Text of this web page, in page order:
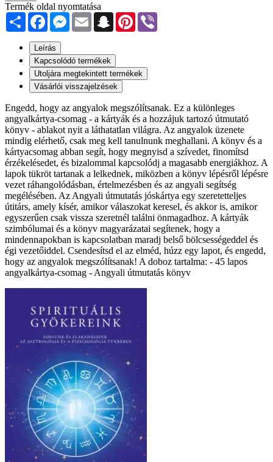
Termék oldal nyomtatása
Share FacebookMessenger
Email SnapchatPinterest
Leírás
Kapcsolódó termékek
Utoljára megtekintett termékek
Vásárlói visszajelzések
Engedd, hogy az angyalok megszólítsanak. Ez a különleges
angyalkártya-csomag - a kártyák és a hozzájuk tartozó útmutató
könyv - ablakot nyit a láthatatlan világra. Az angyalok üzenete
mindig elérhető, csak meg kell tanulnunk meghallani. A könyv és a
kártyacsomag abban segít, hogy megnyisd a szívedet, finomítsd
érzékelésedet, és bizalommal kapcsolódj a magasabb energiákhoz. A
lapok tükröt tartanak a lelkednek, miközben a könyv lépésről lépésre
vezet ráhangolódásban, értelmezésben és az angyali segítség
megélésében. Az Angyali útmutatás jóskártya egy szeretetteljes
útitárs, amely kísér, amikor válaszokat keresel, és akkor is, amikor
egyszerűen csak vissza szeretnél találni önmagadhoz. A kártyák
szimbólumai és a könyv magyarázatai segítenek, hogy a
mindennapokban is kapcsolatban maradj belső bölcsességeddel és
égi vezetőiddel. Csendesítsd el az elméd, húzz egy lapot, és engedd,
hogy az angyalok megszólítsanak! A doboz tartalma: - 45 lapos
angyalkártya-csomag - Angyali útmutatás könyv